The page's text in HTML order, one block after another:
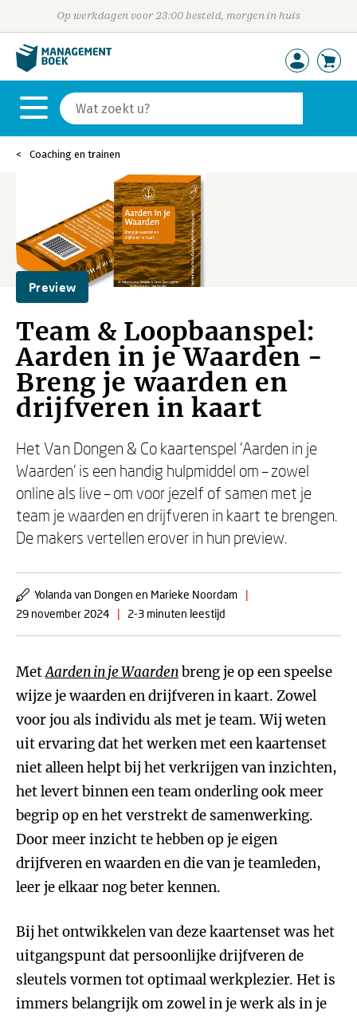
Op werkdagen voor 23:00 besteld, morgen in huis
Coaching en trainen
Preview
Team & Loopbaanspel:
Aarden in je Waarden -
Breng je waarden en
drijfveren in kaart
Het Van Dongen & Co kaartenspel 'Aarden in je
Waarden' is een handig hulpmiddel om – zowel
online als live – om voor jezelf of samen met je
team je waarden en drijfveren in kaart te brengen.
De makers vertellen erover in hun preview.
Yolanda van Dongen en Marieke Noordam
|
29 november 2024
| 2-3 minuten leestijd
MetAarden in je Waardenbreng je op een speelse
wijze je waarden en drijfveren in kaart. Zowel
voor jou als individu als met je team. Wij weten
uit ervaring dat het werken met een kaartenset
niet alleen helpt bij het verkrijgen van inzichten,
het levert binnen een team onderling ook meer
begrip op en het verstrekt de samenwerking.
Door meer inzicht te hebben op je eigen
drijfveren en waarden en die van je teamleden,
leer je elkaar nog beter kennen.
Bij het ontwikkelen van deze kaartenset was het
uitgangspunt dat persoonlijke drijfveren de
sleutels vormen tot optimaal werkplezier. Het is
immers belangrijk om zowel in je werk als in je